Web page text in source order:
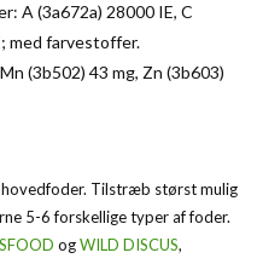
A (3a672a) 28000 IE, C
med farvestoffer.
(3b502) 43 mg, Zn (3b603)
Tilstræb størst mulig
5-6 forskellige typer af foder.
ogWILD DISCUS,